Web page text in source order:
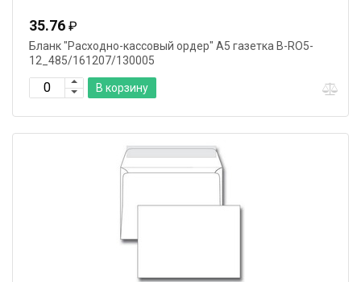
35.76 ₽
Бланк "Расходно-кассовый ордер" А5 газетка B-RO5-
12_485/161207/130005
В корзину